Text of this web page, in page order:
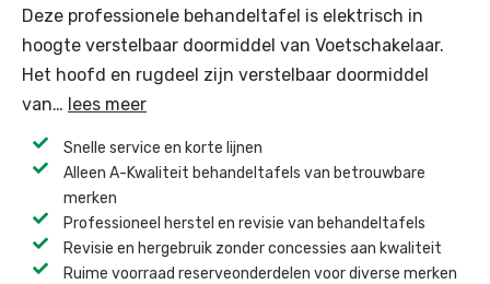
Deze professionele behandeltafel is elektrisch in
hoogte verstelbaar doormiddel van Voetschakelaar.
Het hoofd en rugdeel zijn verstelbaar doormiddel
van… lees meer
Snelle service en korte lijnen
Alleen A-Kwaliteit behandeltafels van betrouwbare
merken
Professioneel herstel en revisie van behandeltafels ​
Revisie en hergebruik zonder concessies aan kwaliteit ​
Ruime voorraad reserveonderdelen voor diverse merken ​